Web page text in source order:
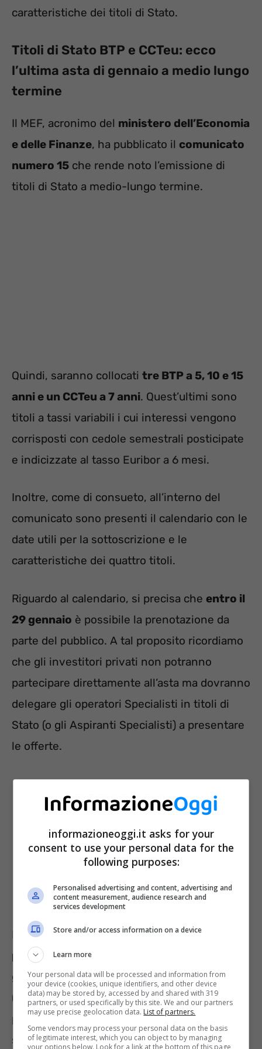
caratteristiche dei titoli di Stato.
Titoli di Stato BTP e CCTeu: ecco
l’ultima asta di gennaio a medio lungo
termine
Il MEF, acronimo del ministero dell’Economia
e delle Finanze, ha pubblicato il comunicato
numero 15 che rende noto l’emissione di
titoli di Stato a medio-lungo termine.
Quindi, saranno collocati tre BTP a 5, 10 e 15
anni e un CCTeu a 7 anni. Quest’ultimi sono
titoli a tassi variabili i cui interessi vengono
corrisposti con cedole semestrali posticipate
e indicizzate al tasso Euribor a 6 mesi.
Inoltre, come di consueto, all’interno del
comunicato sono presenti il calendario con le
date utili per la sottoscrizione e le
caratteristiche dei quattro titoli.
Riguardo al calendario, si precisa che entro il
29 gennaio è possibile la prenotazione da
parte del pubblico. A tal proposito ricordiamo
che gli investitori privati non potranno
partecipare direttamente all’asta ma dovranno
delegare gli operatori Specialisti in titoli di
Stato (o gli Aspiranti Specialisti) a presentare
le offerte.
Invece, entro le ore 11 del 30 gennaio si
potranno presentare le domande in asta
giorno successivo, ovveroil 31 gennaio
(entro le ore 15,30), si invieranno le domande
per l’asta supplementare. Infine,il 1° febbraio
si conoscerà il regolamento delle
informazioneoggi.it asks for your
consent to use your personal data for the
following purposes:
Personalised advertising and content, advertising and
content measurement, audience research and
services development
Store and/or access information on a device
Learn more
Your personal data will be processed and information from
your device (cookies, unique identifiers, and other device
data) may be stored by, accessed by and shared with 319
partners, or used specifically by this site. We and our partners
may use precise geolocation data. List of partners.
Some vendors may process your personal data on the basis
of legitimate interest, which you can object to by managing
your options below. Look for a link at the bottom of this page